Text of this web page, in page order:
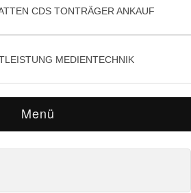
CDS TONTRÄGER ANKAUF
MEDIENTECHNIK
Menü